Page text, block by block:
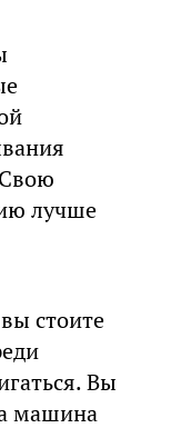
лучше
стоите
Вы
машина